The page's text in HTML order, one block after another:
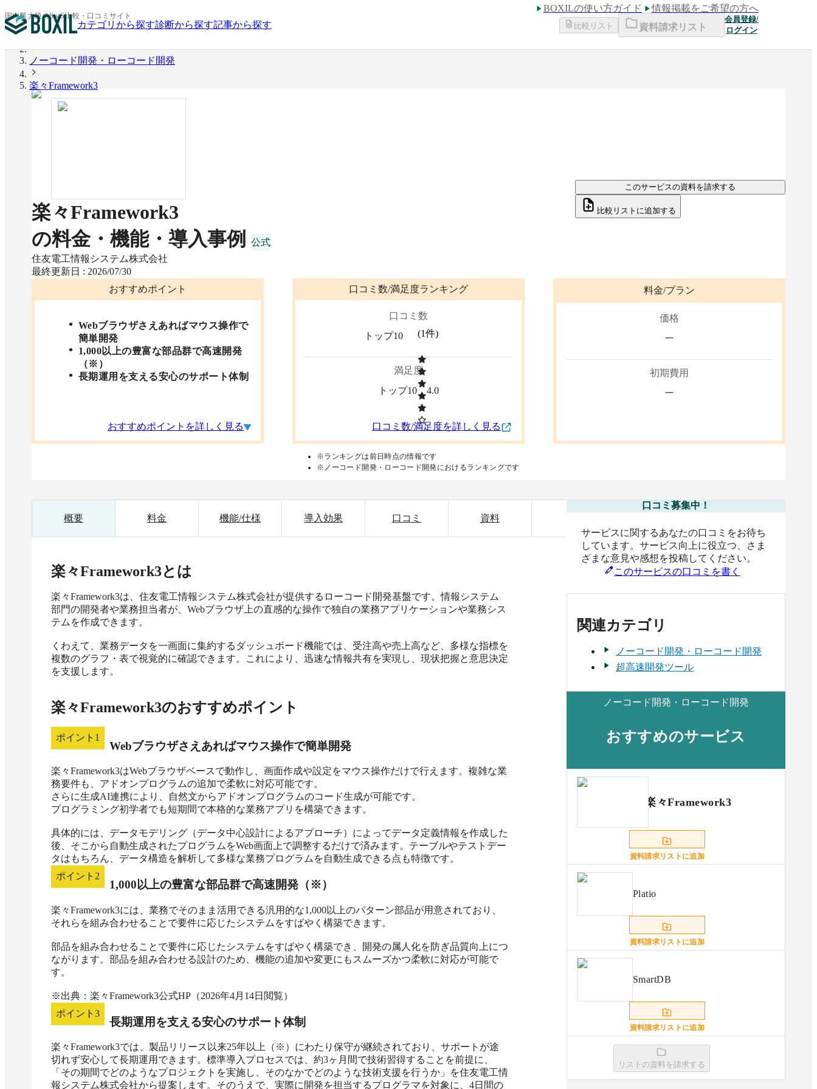
国内最大級のSaaS比較・口コミサイト
BOXILの使い方ガイド
情報掲載をご希望の方へ
カテゴリから探す診断から探す記事から探す 比較リスト 資料請求リスト
会員登録/
ログイン
BOXIL
ノーコード開発・ローコード開発
楽々Framework3
楽々Framework3
の料金・機能・導入事例
住友電工情報システム株式会社
最終更新日 : 2026/07/30
このサービスの資料を請求する
比較リストに追加する
おすすめポイント
Webブラウザさえあればマウス操作で
簡単開発
1,000以上の豊富な部品群で高速開発
（※）
長期運用を支える安心のサポート体制
おすすめポイントを詳しく見る
口コミ数/満足度ランキング
口コミ数
トップ10
(1件)
満足度
トップ10
4.0
口コミ数/満足度を詳しく見る
※ランキングは前日時点の情報です
※ノーコード開発・ローコード開発におけるランキングです
料金/プラン
価格
ー
初期費用
ー
概要 料金 機能/仕様 導入効果 口コミ 資料
楽々Framework3とは
楽々Framework3は、住友電工情報システム株式会社が提供するローコード開発基盤です。情報システム
部門の開発者や業務担当者が、Webブラウザ上の直感的な操作で独自の業務アプリケーションや業務シス
テムを作成できます。
くわえて、業務データを一画面に集約するダッシュボード機能では、受注高や売上高など、多様な指標を
複数のグラフ・表で視覚的に確認できます。これにより、迅速な情報共有を実現し、現状把握と意思決定
を支援します。
楽々Framework3のおすすめポイント
ポイント 1
Webブラウザさえあればマウス操作で簡単開発
楽々Framework3はWebブラウザベースで動作し、画面作成や設定をマウス操作だけで行えます。複雑な業
務要件も、アドオンプログラムの追加で柔軟に対応可能です。
さらに生成AI連携により、自然文からアドオンプログラムのコード生成が可能です。
プログラミング初学者でも短期間で本格的な業務アプリを構築できます。
具体的には、データモデリング（データ中心設計によるアプローチ）によってデータ定義情報を作成した
後、そこから自動生成されたプログラムをWeb画面上で調整するだけで済みます。テーブルやテストデー
タはもちろん、データ構造を解析して多様な業務プログラムを自動生成できる点も特徴です。
ポイント 2
1,000以上の豊富な部品群で高速開発（※）
楽々Framework3には、業務でそのまま活用できる汎用的な1,000以上のパターン部品が用意されており、
それらを組み合わせることで要件に応じたシステムをすばやく構築できます。
部品を組み合わせることで要件に応じたシステムをすばやく構築でき、開発の属人化を防ぎ品質向上につ
ながります。部品を組み合わせる設計のため、機能の追加や変更にもスムーズかつ柔軟に対応が可能で
す。
※出典：楽々Framework3公式HP（2026年4月14日閲覧）
ポイント 3
長期運用を支える安心のサポート体制
楽々Framework3では、製品リリース以来25年以上（※）にわたり保守が継続されており、サポートが途
切れず安心して長期運用できます。標準導入プロセスでは、約3ヶ月間で技術習得することを前提に、
「その期間でどのようなプロジェクトを実施し、そのなかでどのような技術支援を行うか」を住友電工情
報システム株式会社から提案します。そのうえで、実際に開発を担当するプログラマを対象に、4日間の
口コミ募集中！
サービスに関するあなたの口コミをお待ち
しています。サービス向上に役立つ、さま
ざまな意見や感想を投稿してください。
このサービスの口コミを書く
関連カテゴリ
ノーコード開発・ローコード開発
超高速開発ツール
ノーコード開発・ローコード開発
おすすめのサービス
楽々Framework3
資料請求リストに追加
Platio
資料請求リストに追加
SmartDB
資料請求リストに追加
楽々Webデータベース
リストの資料を請求する